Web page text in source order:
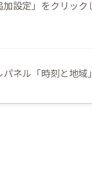
設定」をクリック
パネル「時刻と地